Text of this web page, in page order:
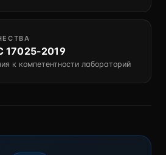
17025-2019
к компетентности лабораторий